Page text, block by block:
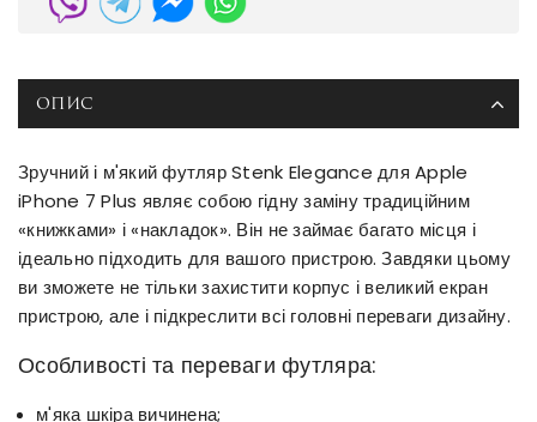
ОПИС
Зручний і м'який футляр Stenk Elegance для Apple
iPhone 7 Plus являє собою гідну заміну традиційним
«книжками» і «накладок». Він не займає багато місця і
ідеально підходить для вашого пристрою. Завдяки цьому
ви зможете не тільки захистити корпус і великий екран
пристрою, але і підкреслити всі головні переваги дизайну.
Особливості та переваги футляра:
м'яка шкіра вичинена;